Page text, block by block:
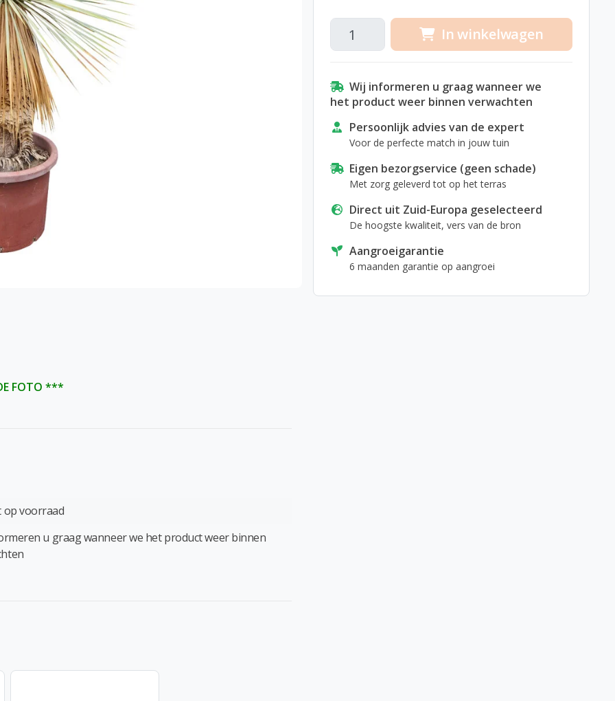
FOTO ***
op voorraad
u graag wanneer we het product weer binnen
In winkelwagen
Wij informeren u graag wanneer we
het product weer binnen verwachten
Persoonlijk advies van de expert
Voor de perfecte match in jouw tuin
Eigen bezorgservice (geen schade)
Met zorg geleverd tot op het terras
Direct uit Zuid-Europa geselecteerd
De hoogste kwaliteit, vers van de bron
Aangroeigarantie
6 maanden garantie op aangroei